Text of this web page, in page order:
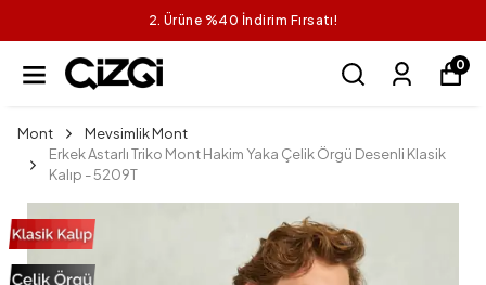
2. Ürüne %40 İndirim Fırsatı!
0
Mont
Mevsimlik Mont
Erkek Astarlı Triko Mont Hakim Yaka Çelik Örgü Desenli Klasik
Kalıp - 5209T